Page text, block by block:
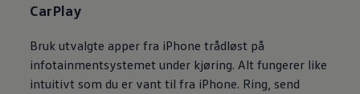
CarPlay
Bruk utvalgte apper fra iPhone trådløst på
infotainmentsystemet under kjøring. Alt fungerer like
intuitivt som du er vant til fra iPhone. Ring, send